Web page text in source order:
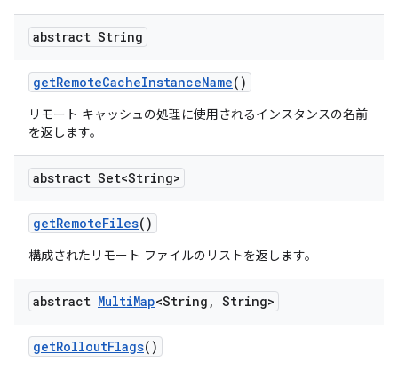
abstract String
getRemoteCacheInstanceName()
リモート キャッシュの処理に使用されるインスタンスの名前
を返します。
abstract Set<String>
getRemoteFiles()
構成されたリモート ファイルのリストを返します。
abstract MultiMap<String , String>
getRolloutFlags()